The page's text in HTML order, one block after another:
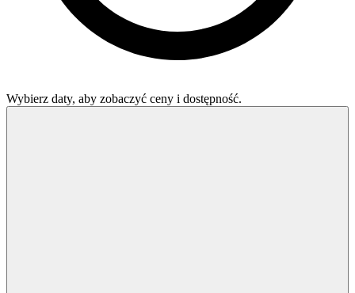
Wybierz daty, aby zobaczyć ceny i dostępność.